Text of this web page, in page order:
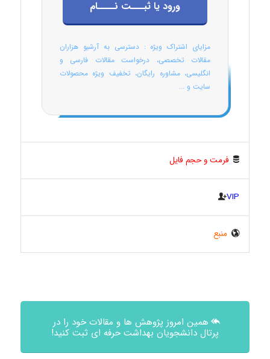
ورود یا ثبـــت نــــام
مزایای اشتراک ویژه : دسترسی به آرشیو هزاران
مقالات تخصصی، درخواست مقالات فارسی و
انگلیسی، مشاوره رایگان، تخفیف ویژه محصولات
سایت و ...
فرمت و حجم فایل
VIP
منبع
همین امروز پژوهش ها و مقالات خود را در
پرتال دانشجویان بهداشت حرفه ای ثبت کنید!